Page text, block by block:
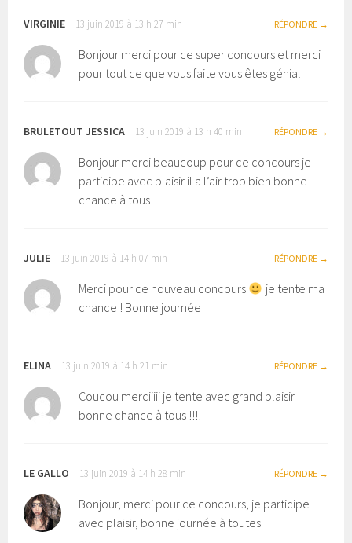
VIRGINIE 13 juin 2019 à 13 h 27 min RÉPONDRE
Bonjour merci pour ce super concours et merci
pour tout ce que vous faite vous êtes génial
BRULETOUT JESSICA 13 juin 2019 à 13 h 40 min RÉPONDRE
Bonjour merci beaucoup pour ce concours je
participe avec plaisir il a l’air trop bien bonne
chance à tous
JULIE 13 juin 2019 à 14 h 07 min RÉPONDRE
Merci pour ce nouveau concours
je tente ma
chance ! Bonne journée
ELINA 13 juin 2019 à 14 h 21 min RÉPONDRE
Coucou merciiiii je tente avec grand plaisir
bonne chance à tous !!!!
LE GALLO 13 juin 2019 à 14 h 28 min RÉPONDRE
Bonjour, merci pour ce concours, je participe
avec plaisir, bonne journée à toutes